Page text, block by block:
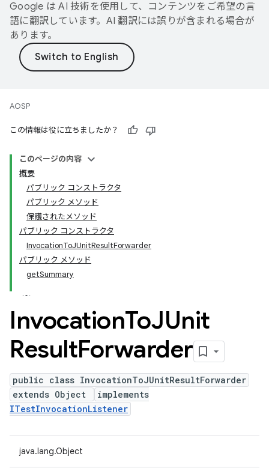
Google は AI 技術を使用して、コンテンツをご希望の言
語に翻訳しています。AI 翻訳には誤りが含まれる場合が
あります。
AOSP
この情報は役に立ちましたか？
このページの内容
概要
パブリック コンストラクタ
パブリック メソッド
保護されたメソッド
パブリック コンストラクタ
InvocationToJUnitResultForwarder
パブリック メソッド
getSummary
InvocationToJUnit
ResultForwarder
public class InvocationToJUnitResultForwarder
extends Object
implements
ITestInvocationListener
java.lang.Object